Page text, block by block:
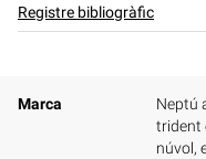
Registre bibliogràfic
Marca
Neptú
trident
núvol,